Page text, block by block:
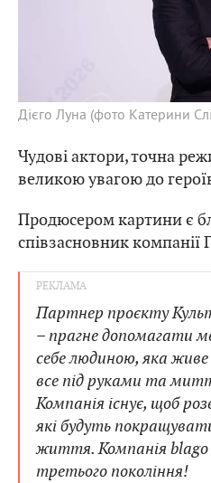
Дієго Луна (фото Катерини
Чудові актори, точна
великою увагою до
Продюсером картини є
співзасновник компанії
Партнер проєкту
– прагне допомагати
себе людиною, яка живе
все під руками та
Компанія існує, щоб
які будуть
життя. Компанія blago
третього покоління!